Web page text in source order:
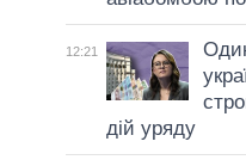
12:21
дій уряду